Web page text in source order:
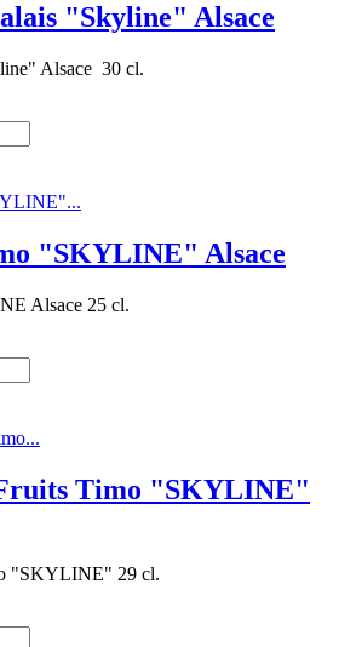
"Skyline" Alsace
Alsace 30 cl.
"SKYLINE" Alsace
Alsace 25 cl.
Timo "SKYLINE"
"SKYLINE" 29 cl.